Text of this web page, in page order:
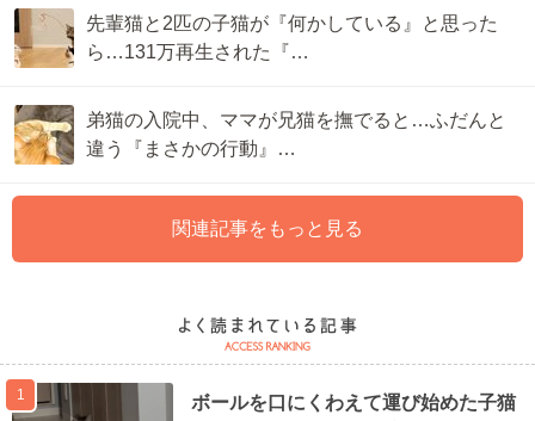
先輩猫と2匹の子猫が『何かしている』と思った
ら…131万再生された『…
弟猫の入院中、ママが兄猫を撫でると…ふだんと
違う『まさかの行動』…
関連記事をもっと見る
1
ボールを口にくわえて運び始めた子猫